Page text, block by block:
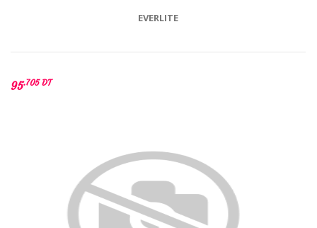
EVERLITE
95.705 DT